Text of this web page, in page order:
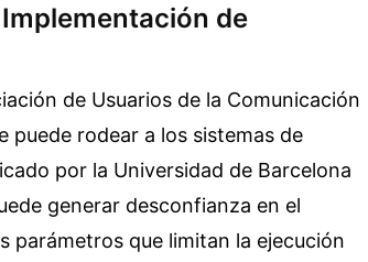
de
de Usuarios de la Comunicación
puede rodear a los sistemas de
por la Universidad de Barcelona
generar desconfianza en el
parámetros que limitan la ejecución